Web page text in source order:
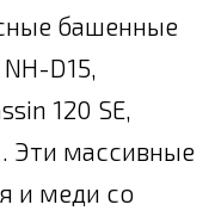
башенные
D15,
120 SE,
Эти массивные
и меди со